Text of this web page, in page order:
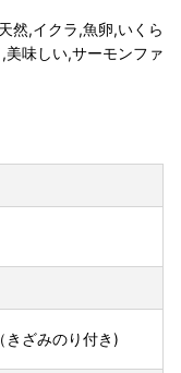
然,イクラ,魚卵,いくら
味しい,サーモンファ
ざみのり付き)